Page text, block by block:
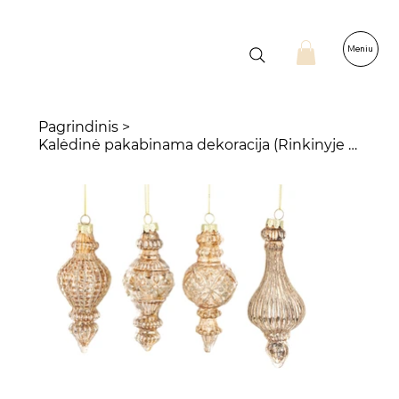
Meniu
Pagrindinis >
Kalėdinė pakabinama dekoracija (Rinkinyje 4 vnt.)